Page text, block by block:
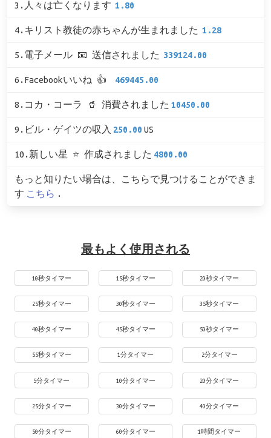
3.人々は亡くなります 1.80
4.キリスト教徒の赤ちゃんが生まれました 1.28
5.電子メール 📧 送信されました 339124.00
6.Facebookいいね 👍 469445.00
8.コカ・コーラ 🥤 消費されました 10450.00
9.ビル・ゲイツの収入 250.00 US
10.新しい星 ⭐ 作成されました 4800.00
もっと知りたい場合は、こちらで見つけることができま
す こちら .
最もよく使用される
10秒タイマー 15秒タイマー 20秒タイマー
25秒タイマー 30秒タイマー 35秒タイマー
40秒タイマー 45秒タイマー 50秒タイマー
55秒タイマー 1分タイマー 2分タイマー
5分タイマー 10分タイマー 20分タイマー
25分タイマー 30分タイマー 40分タイマー
50分タイマー 60分タイマー 1時間タイマー